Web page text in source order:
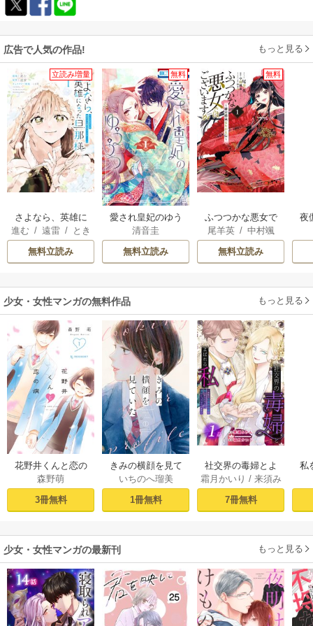
広告で人気の作品! もっと見る
立読み増量
さよなら、英雄に
なった旦那様 ～
ただ祈るだけの役
立たずな妻のはず
進む / 遠雷/ とき
間
無料立読み
無料
愛され皇妃のゆう
うつ
清音圭
無料立読み
無料
ふつつかな悪女で
はございますが ～
雛宮蝶鼠とりかえ
伝～
尾羊英/ 中村颯
希
/ ゆき哉
無料立読み
夜
少女・女性マンガの無料作品 もっと見る
花野井くんと恋の
病（１）
森野萌
3冊無料
きみの横顔を見て
いた（１）
いちのへ瑠美
1冊無料
社交界の毒婦とよ
ばれる私～素敵な
辺境伯令息に腕を
折られたので、責
す～［ばら売り］
霜月かいり / 来須み
かん
7冊無料
私
少女・女性マンガの最新刊 もっと見る